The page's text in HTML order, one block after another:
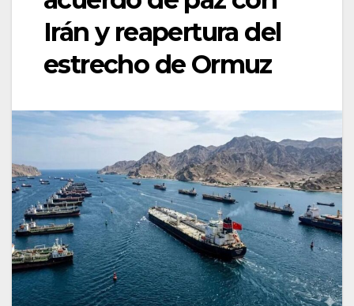
Irán y reapertura del
estrecho de Ormuz